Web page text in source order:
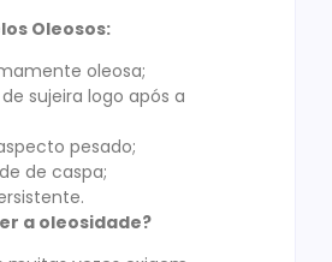
Oleosos:
oleosa;
sujeira logo após a
pesado;
de caspa;
a oleosidade?